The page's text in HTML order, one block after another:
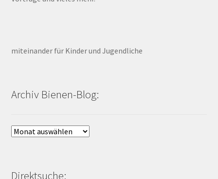
miteinander für Kinder und Jugendliche
Archiv Bienen-Blog:
Archiv
Direktsuche: